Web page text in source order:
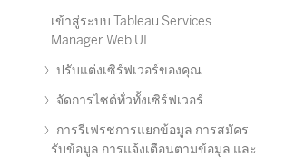
เข้าสู่ระบบ Tableau Services
Manager Web UI
ปรับแต่งเซิร์ฟเวอร์ของคุณ
จัดการไซต์ทั่วทั้งเซิร์ฟเวอร์
การรีเฟรชการแยกข้อมูล การสมัคร
รับข้อมูล การแจ้งเตือนตามข้อมูล และ